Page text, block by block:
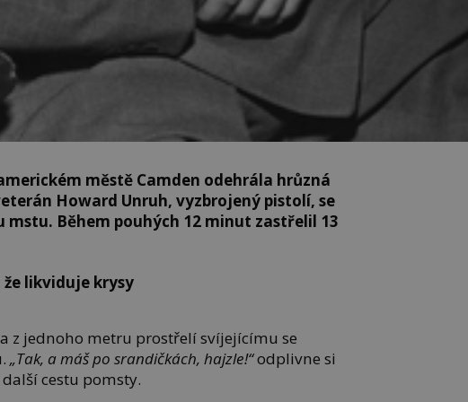
městě Camden odehrála hrůzná
Howard Unruh, vyzbrojený pistolí, se
mstu. Během pouhých 12 minut zastřelil 13
že likviduje krysy
z jednoho metru prostřelí svíjejícímu se
„Tak, a máš po srandičkách, hajzle!“odplivne si
cestu pomsty.